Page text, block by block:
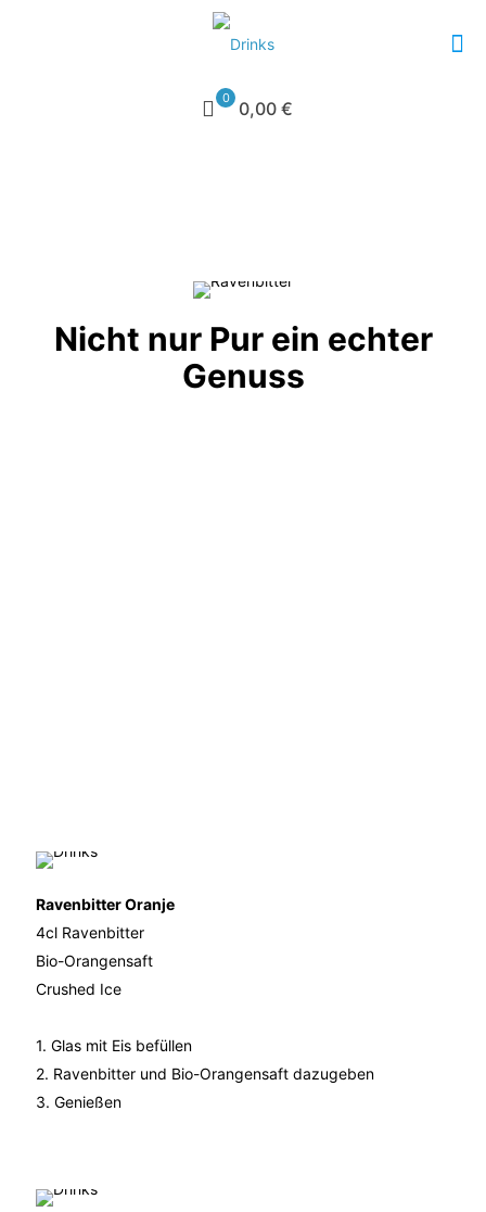
0 0,00 €
Nicht nur Pur ein echter
Genuss
Ravenbitter Oranje
4cl Ravenbitter
Bio-Orangensaft
Crushed Ice
1. Glas mit Eis befüllen
2. Ravenbitter und Bio-Orangensaft dazugeben
3. Genießen